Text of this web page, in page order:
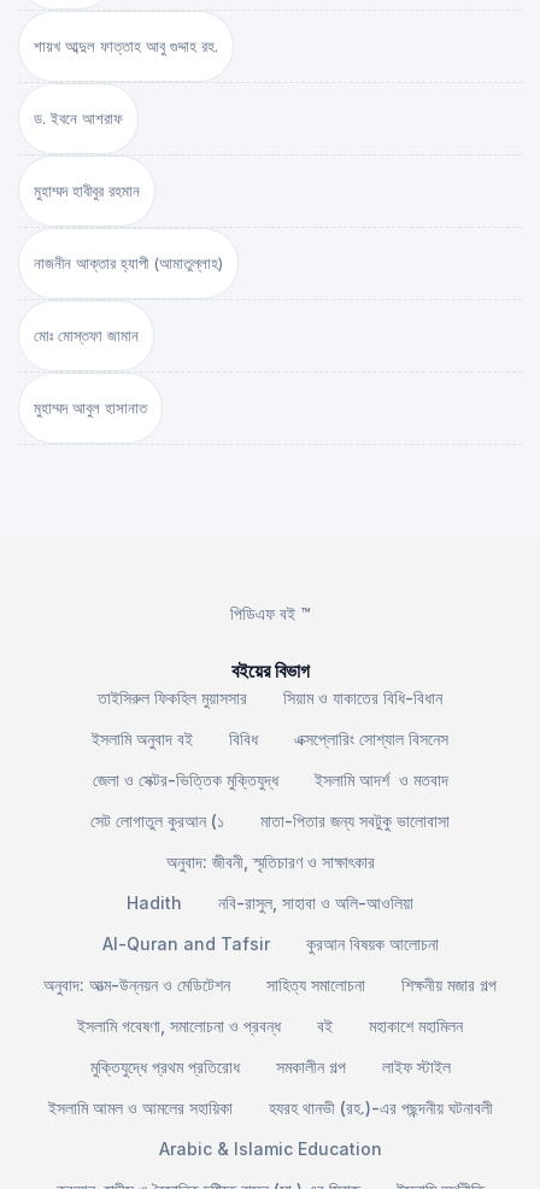
শায়খ আব্দুল ফাত্তাহ আবু গুদ্দাহ রহ.
ড. ইবনে আশরাফ
মুহাম্মদ হাবীবুর রহমান
নাজনীন আক্তার হ্যাপী (আমাতুল্লাহ)
মোঃ মোস্তফা জামান
মুহাম্মদ আবুল হাসানাত
পিডিএফ বই ™
বইয়ের বিভাগ
তাইসিরুল ফিকহিল মুয়াসসার
সিয়াম ও যাকাতের বিধি-বিধান
ইসলামি অনুবাদ বই
বিবিধ
এক্সপ্লোরিং সোশ্যাল বিসনেস
জেলা ও সেক্টর-ভিত্তিক মুক্তিযুদ্ধ
ইসলামি আদর্শ ও মতবাদ
সেট লোগাতুল কুরআন (১
মাতা-পিতার জন্য সবটুকু ভালোবাসা
অনুবাদ: জীবনী, স্মৃতিচারণ ও সাক্ষাৎকার
Hadith
নবি-রাসুল, সাহাবা ও অলি-আওলিয়া
Al-Quran and Tafsir
কুরআন বিষয়ক আলোচনা
অনুবাদ: আত্ম-উন্নয়ন ও মেডিটেশন
সাহিত্য সমালোচনা
শিক্ষনীয় মজার গল্প
ইসলামি গবেষণা, সমালোচনা ও প্রবন্ধ
বই
মহাকাশে মহামিলন
মুক্তিযুদ্ধে প্রথম প্রতিরোধ
সমকালীন গল্প
লাইফ স্টাইল
ইসলামি আমল ও আমলের সহায়িকা
হযরহ থানভী (রহ.)-এর পছন্দনীয় ঘটনাবলী
Arabic & Islamic Education